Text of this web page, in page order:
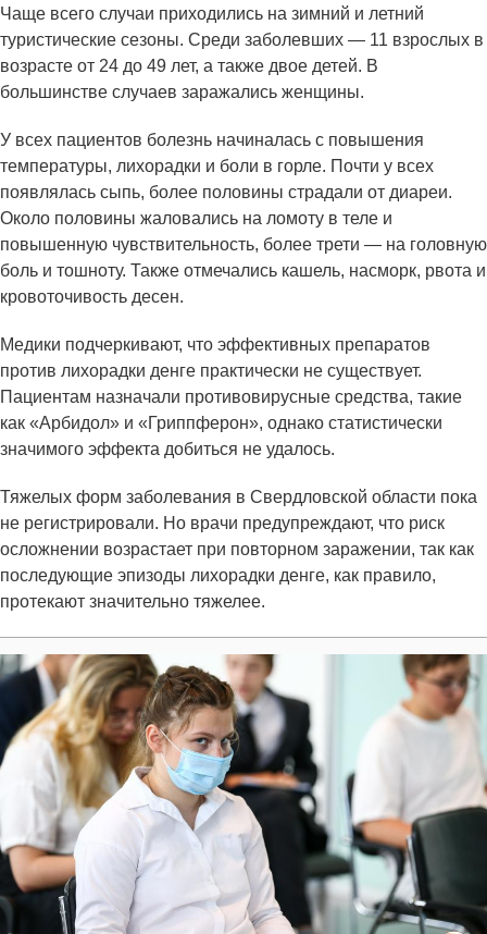
Чаще всего случаи приходились на зимний и летний
туристические сезоны. Среди заболевших — 11 взрослых в
возрасте от 24 до 49 лет, а также двое детей. В
большинстве случаев заражались женщины.
У всех пациентов болезнь начиналась с повышения
температуры, лихорадки и боли в горле. Почти у всех
появлялась сыпь, более половины страдали от диареи.
Около половины жаловались на ломоту в теле и
повышенную чувствительность, более трети — на головную
боль и тошноту. Также отмечались кашель, насморк, рвота и
кровоточивость десен.
Медики подчеркивают, что эффективных препаратов
против лихорадки денге практически не существует.
Пациентам назначали противовирусные средства, такие
как «Арбидол» и «Гриппферон», однако статистически
значимого эффекта добиться не удалось.
Тяжелых форм заболевания в Свердловской области пока
не регистрировали. Но врачи предупреждают, что риск
осложнении возрастает при повторном заражении, так как
последующие эпизоды лихорадки денге, как правило,
протекают значительно тяжелее.